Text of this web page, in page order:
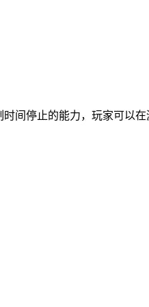
间停止的能力，玩家可以